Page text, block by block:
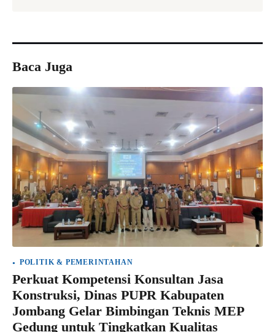
Baca Juga
POLITIK & PEMERINTAHAN
Perkuat Kompetensi Konsultan Jasa
Konstruksi, Dinas PUPR Kabupaten
Jombang Gelar Bimbingan Teknis MEP
Gedung untuk Tingkatkan Kualitas